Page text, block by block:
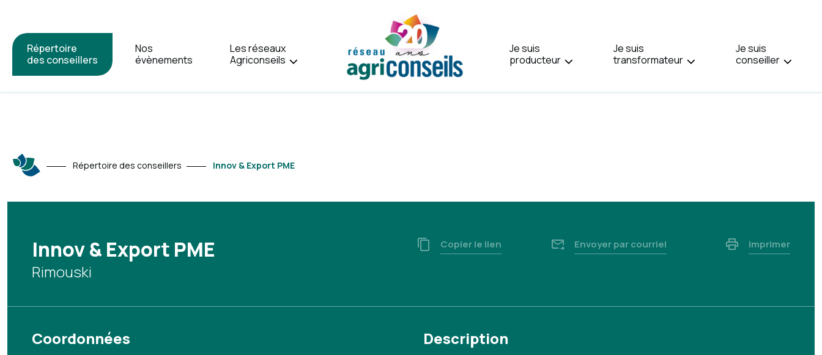
Répertoire
des conseillers
Nos
évènements
Les réseaux
Agriconseils
Je suis
producteur
Je suis
transformateur
Je suis
conseiller
ENGLISH.
Répertoire des conseillers Innov & Export PME
Innov & Export PME
Rimouski
Copier le lien Envoyer par courriel Imprimer
Coordonnées Description